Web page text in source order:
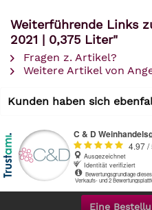
Weiterführende Links
2021 | 0,375 Liter"
Fragen z. Artikel?
Weitere Artikel von
Kunden haben sich
Eine